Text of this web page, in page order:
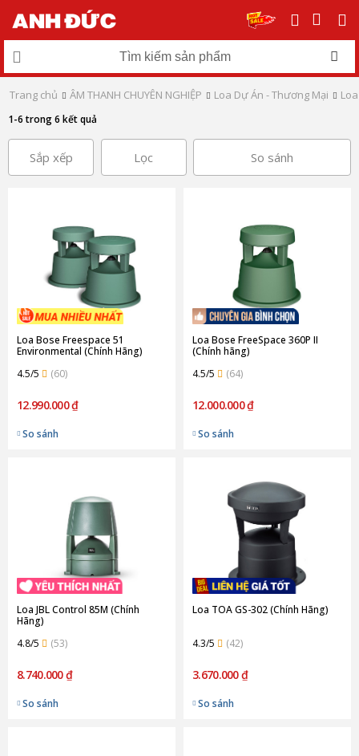
Trang chủ ÂM THANH CHUYÊN NGHIỆP Loa Dự Án - Thương Mại
1-6 trong 6 kết quả
Sắp xếp Lọc So sánh
Loa Bose Freespace 51
Environmental (Chính Hãng)
4.5/5
(60)
12.990.000 ₫
So sánh
Loa Bose FreeSpace 360P II
(Chính hãng)
4.5/5
(64)
12.000.000 ₫
So sánh
Loa JBL Control 85M (Chính
Hãng)
4.8/5
(53)
8.740.000 ₫
So sánh
Loa TOA GS-302 (Chính Hãng)
4.3/5 (42)
3.670.000 ₫
So sánh